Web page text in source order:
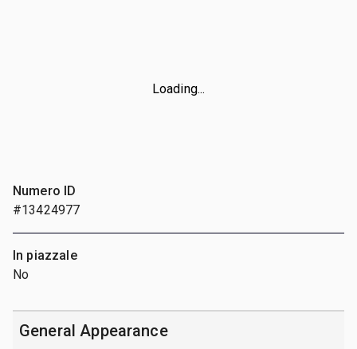
Loading...
Numero ID
#13424977
In piazzale
No
General Appearance